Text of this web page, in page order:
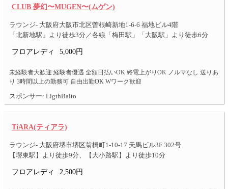
CLUB 夢幻〜MUGEN〜(ムゲン)
ラウンジ- 大阪府大阪市北区曽根崎新地1-6-6 福地ビル4階
「北新地駅」より徒歩3分／各線「梅田駅」「大阪駅」より徒歩6分
フロアレディ 5,000円
未経験者大歓迎 経験者優遇 全額日払いOK 終電上がりOK ノルマなし 送りあ
り 3時間以上の勤務可 自由出勤OK Wワーク歓迎
スポンサー: LigthBaito
TiARA(ティアラ)
ラウンジ- 大阪府堺市堺区翁橋町1-10-17 天馬ビル3F 302号
【堺東駅】より徒歩9分、【大小路駅】より徒歩10分
フロアレディ 2,500円